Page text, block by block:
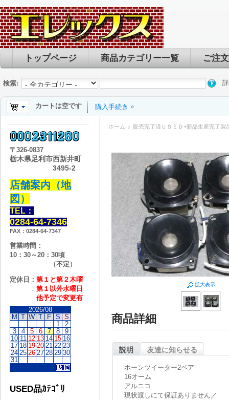
トップページ 商品カテゴリー一覧 ご注
検索:
カートは空です 購入手続き
ホーム 販売完了済ＵＳＥＤ+新品生産完了製
拡大表示
商品詳細
説明 友達に知らせる
ホーンツイーター2ペア
16オーム
アルニコ
現状渡しにて保証ありません／
〒 326-0837
栃木県足利市西新井町
3495-2
店舗案内（地
図）
TEL：
0284-64-7346
FAX：0284-64-7347
営業時間：
10：30～20：30頃
（不定）
定休日： 第１と第２木曜
： 第１以外水曜日
他予定で変更有
2026/08
M T W T F S S
1
2
3
4 5 6 7 8
9
10 11 12 13 14 15 16
17 18 19 20 21 22 23
24 25 26 27 28 29 30
31
USED品ｶﾃｺﾞﾘ